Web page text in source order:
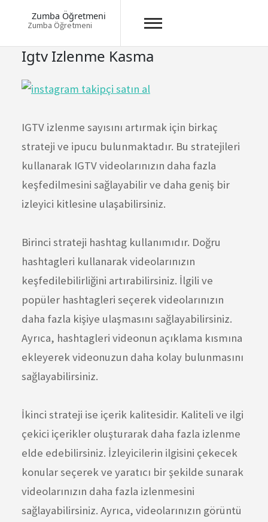
content
Zumba Öğretmeni
Zumba Öğretmeni
Igtv Izlenme Kasma
IGTV izlenme sayısını artırmak için birkaç
strateji ve ipucu bulunmaktadır. Bu stratejileri
kullanarak IGTV videolarınızın daha fazla
keşfedilmesini sağlayabilir ve daha geniş bir
izleyici kitlesine ulaşabilirsiniz.
Birinci strateji hashtag kullanımıdır. Doğru
hashtagleri kullanarak videolarınızın
keşfedilebilirliğini artırabilirsiniz. İlgili ve
popüler hashtagleri seçerek videolarınızın
daha fazla kişiye ulaşmasını sağlayabilirsiniz.
Ayrıca, hashtagleri videonun açıklama kısmına
ekleyerek videonuzun daha kolay bulunmasını
sağlayabilirsiniz.
İkinci strateji ise içerik kalitesidir. Kaliteli ve ilgi
çekici içerikler oluşturarak daha fazla izlenme
elde edebilirsiniz. İzleyicilerin ilgisini çekecek
konular seçerek ve yaratıcı bir şekilde sunarak
videolarınızın daha fazla izlenmesini
sağlayabilirsiniz. Ayrıca, videolarınızın görüntü